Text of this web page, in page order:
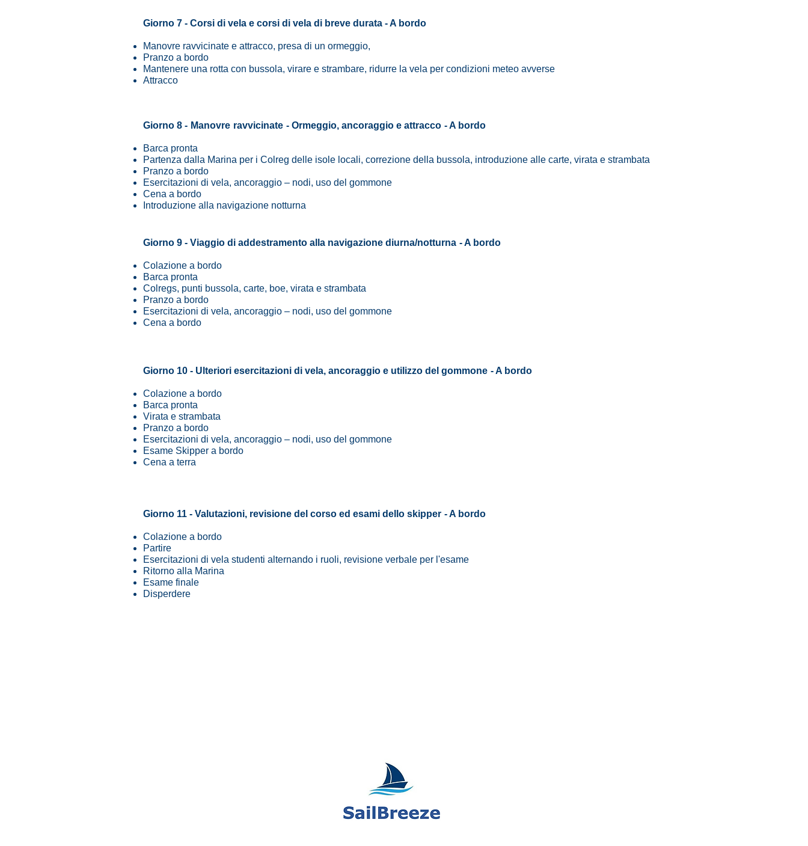
Giorno 7 - Corsi di vela e corsi di vela di breve durata - A bordo
Manovre ravvicinate e attracco, presa di un ormeggio,
Pranzo a bordo
Mantenere una rotta con bussola, virare e strambare, ridurre la vela per condizioni meteo avverse
Attracco
Giorno 8 - Manovre ravvicinate - Ormeggio, ancoraggio e attracco - A bordo
Barca pronta
Partenza dalla Marina per i Colreg delle isole locali, correzione della bussola, introduzione alle carte, virata e strambata
Pranzo a bordo
Esercitazioni di vela, ancoraggio – nodi, uso del gommone
Cena a bordo
Introduzione alla navigazione notturna
Giorno 9 - Viaggio di addestramento alla navigazione diurna/notturna - A bordo
Colazione a bordo
Barca pronta
Colregs, punti bussola, carte, boe, virata e strambata
Pranzo a bordo
Esercitazioni di vela, ancoraggio – nodi, uso del gommone
Cena a bordo
Giorno 10 - Ulteriori esercitazioni di vela, ancoraggio e utilizzo del gommone - A bordo
Colazione a bordo
Barca pronta
Virata e strambata
Pranzo a bordo
Esercitazioni di vela, ancoraggio – nodi, uso del gommone
Esame Skipper a bordo
Cena a terra
Giorno 11 - Valutazioni, revisione del corso ed esami dello skipper - A bordo
Colazione a bordo
Partire
Esercitazioni di vela studenti alternando i ruoli, revisione verbale per l'esame
Ritorno alla Marina
Esame finale
Disperdere